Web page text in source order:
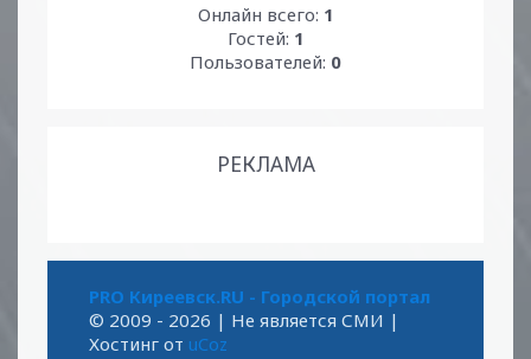
Онлайн всего: 1
Гостей: 1
Пользователей: 0
РЕКЛАМА
PRO Киреевск.RU - Городской портал
© 2009 - 2026 | Не является СМИ |
Хостинг от uCoz